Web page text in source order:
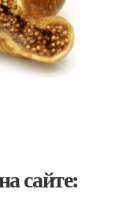
сайте: